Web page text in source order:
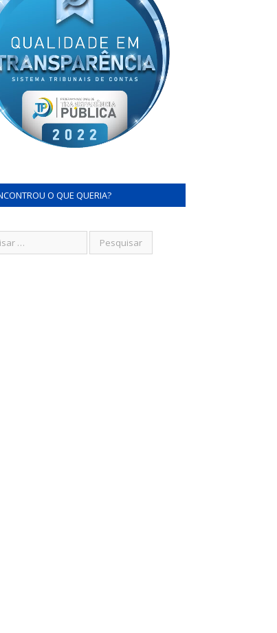
O QUE QUERIA?